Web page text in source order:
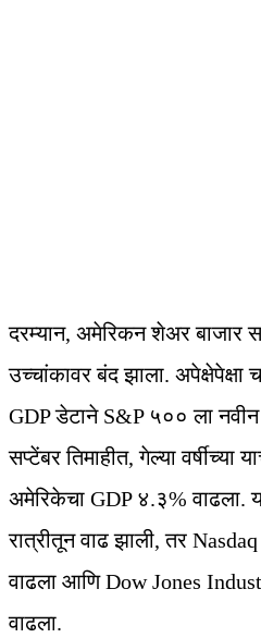
दरम्यान, अमेरिकन शेअर बाजार
उच्चांकावर बंद झाला. अपेक्षेपेक्षा
GDP डेटाने S&P ५०० ला
सप्टेंबर तिमाहीत, गेल्या वर्षीच्या
अमेरिकेचा GDP ४.३% वाढला.
रात्रीतून वाढ झाली, तर
वाढला आणि Dow Jones
वाढला.